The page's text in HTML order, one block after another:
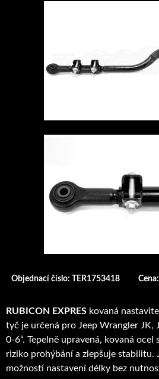
Objednací číslo: TER1753418
RUBICON EXPRES kovaná
tyč je určená pro Jeep Wrangler JK,
0-6“. Tepelně upravená, kovaná
riziko prohýbání a zlepšuje stabilitu.
možností nastavení délky bez